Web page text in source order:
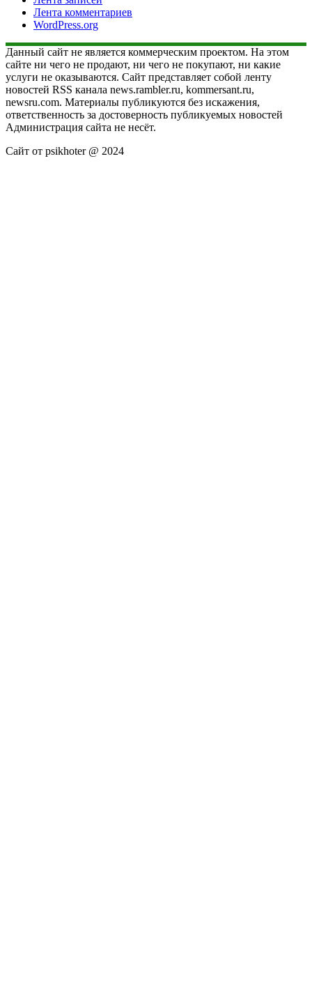
Лента комментариев
WordPress.org
Данный сайт не является коммерческим проектом. На этом
сайте ни чего не продают, ни чего не покупают, ни какие
услуги не оказываются. Сайт представляет собой ленту
новостей RSS канала news.rambler.ru, kommersant.ru,
newsru.com. Материалы публикуются без искажения,
ответственность за достоверность публикуемых новостей
Администрация сайта не несёт.
Сайт от psikhoter @ 2024